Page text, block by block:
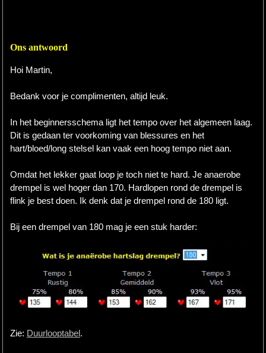
Ons antwoord
Hoi Martin,
Bedank voor je complimenten, altijd leuk.
In het beginnersschema ligt het tempo over het algemeen laag.
Dit is gedaan ter voorkoming van blessures en het
hart/bloed/long stelsel kan vaak een hoog tempo niet aan.
Omdat het lekker gaat loop je toch niet te hard. Je anaerobe
drempel is wel hoger dan 170. Hardlopen rond de drempel is
flink je best doen. Ik denk dat je drempel rond de 180 ligt.
Bij een drempel van 180 mag je een stuk harder:
Zie: Duurlooptabel.